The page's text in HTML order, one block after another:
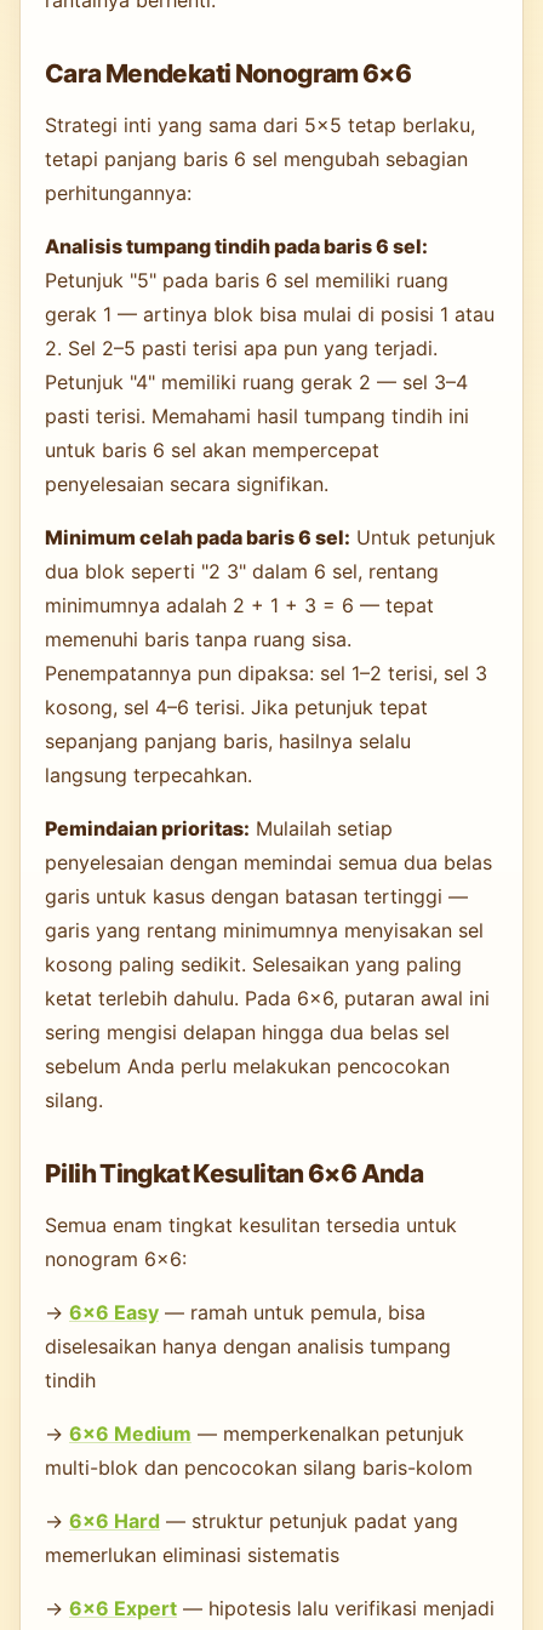
Cara Mendekati Nonogram 6×6
Strategi inti yang sama dari 5×5 tetap berlaku,
tetapi panjang baris 6 sel mengubah sebagian
perhitungannya:
Analisis tumpang tindih pada baris 6 sel:
Petunjuk "5" pada baris 6 sel memiliki ruang
gerak 1 — artinya blok bisa mulai di posisi 1 atau
2. Sel 2–5 pasti terisi apa pun yang terjadi.
Petunjuk "4" memiliki ruang gerak 2 — sel 3–4
pasti terisi. Memahami hasil tumpang tindih ini
untuk baris 6 sel akan mempercepat
penyelesaian secara signifikan.
Minimum celah pada baris 6 sel: Untuk petunjuk
dua blok seperti "2 3" dalam 6 sel, rentang
minimumnya adalah 2 + 1 + 3 = 6 — tepat
memenuhi baris tanpa ruang sisa.
Penempatannya pun dipaksa: sel 1–2 terisi, sel 3
kosong, sel 4–6 terisi. Jika petunjuk tepat
sepanjang panjang baris, hasilnya selalu
langsung terpecahkan.
Pemindaian prioritas: Mulailah setiap
penyelesaian dengan memindai semua dua belas
garis untuk kasus dengan batasan tertinggi —
garis yang rentang minimumnya menyisakan sel
kosong paling sedikit. Selesaikan yang paling
ketat terlebih dahulu. Pada 6×6, putaran awal ini
sering mengisi delapan hingga dua belas sel
sebelum Anda perlu melakukan pencocokan
silang.
Pilih Tingkat Kesulitan 6×6 Anda
Semua enam tingkat kesulitan tersedia untuk
nonogram 6×6:
→ 6×6 Easy — ramah untuk pemula, bisa
diselesaikan hanya dengan analisis tumpang
tindih
→ 6×6 Medium — memperkenalkan petunjuk
multi-blok dan pencocokan silang baris-kolom
→ 6×6 Hard — struktur petunjuk padat yang
memerlukan eliminasi sistematis
→ 6×6 Expert — hipotesis lalu verifikasi menjadi